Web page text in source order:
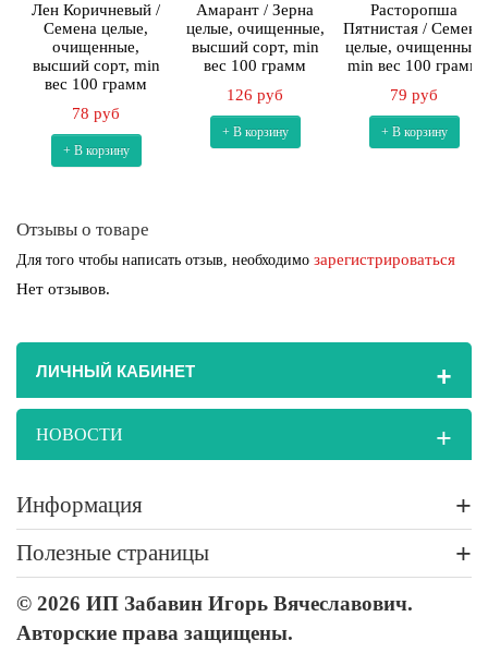
Лен Коричневый /
Cемена целые,
очищенные,
высший сорт, min
вес 100 грамм
78 руб
+ В корзину
Амарант / Зерна
целые, очищенные,
высший сорт, min
вес 100 грамм
126 руб
+ В корзину
Расторопша
Пятнистая / Семена
целые, очищенные,
min вес 100 грамм
79 руб
+ В корзину
Отзывы о товаре
Для того чтобы написать отзыв, необходимо зарегистрироваться
Нет отзывов.
ЛИЧНЫЙ КАБИНЕТ +
НОВОСТИ +
Информация +
Полезные страницы +
© 2026 ИП Забавин Игорь Вячеславович.
Авторские права защищены.